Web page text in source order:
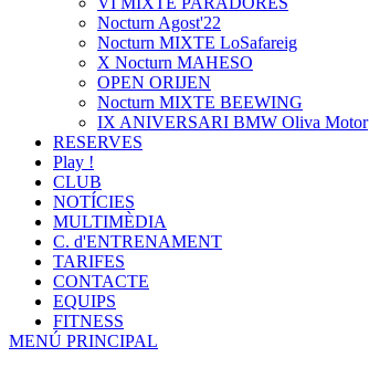
Nocturn Agost'22
Nocturn MIXTE LoSafareig
X Nocturn MAHESO
OPEN ORIJEN
Nocturn MIXTE BEEWING
IX ANIVERSARI BMW Oliva Motor
RESERVES
Play !
CLUB
NOTÍCIES
MULTIMÈDIA
C. d'ENTRENAMENT
TARIFES
CONTACTE
EQUIPS
FITNESS
MENÚ PRINCIPAL